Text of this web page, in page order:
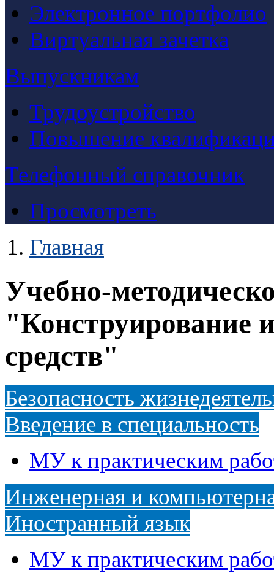
Электронное портфолио
Виртуальная зачетка
Выпускникам
Трудоустройство
Повышение
Телефонный справочник
Просмотреть
Главная
Учебно-
"Конструирование
средств"
Безопасность
Введение в специальность
МУ к практическим
Инженерная и
Иностранный язык
МУ к практическим